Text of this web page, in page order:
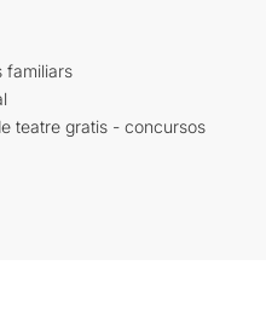
familiars
teatre gratis - concursos